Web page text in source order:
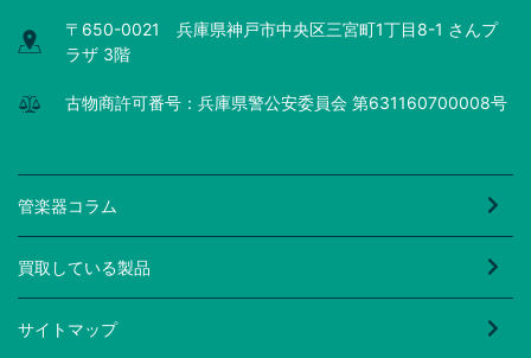
〒650-0021 兵庫県神戸市中央区三宮町1丁目8-1 さんプ
ラザ 3階
古物商許可番号：兵庫県警公安委員会 第631160700008号
管楽器コラム
買取している製品
サイトマップ